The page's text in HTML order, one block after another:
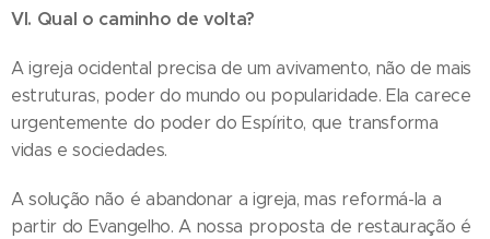
VI. Qual o caminho de volta?
A igreja ocidental precisa de um avivamento, não de mais
estruturas, poder do mundo ou popularidade. Ela carece
urgentemente do poder do Espírito, que transforma
vidas e sociedades.
A solução não é abandonar a igreja, mas reformá-la a
partir do Evangelho. A nossa proposta de restauração é